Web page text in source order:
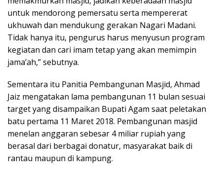
untuk mendorong pemersatu serta mempererat
ukhuwah dan mendukung gerakan Nagari Madani.
Tidak hanya itu, pengurus harus menyusun program
kegiatan dan cari imam tetap yang akan memimpin
jama’ah,” sebutnya.
Sementara itu Panitia Pembangunan Masjid, Ahmad
Jaiz mengatakan lama pembangunan 11 bulan sesuai
target yang disampaikan Bupati Agam saat peletakan
batu pertama 11 Maret 2018. Pembangunan masjid
menelan anggaran sebesar 4 miliar rupiah yang
berasal dari berbagai donatur, masyarakat baik di
rantau maupun di kampung.